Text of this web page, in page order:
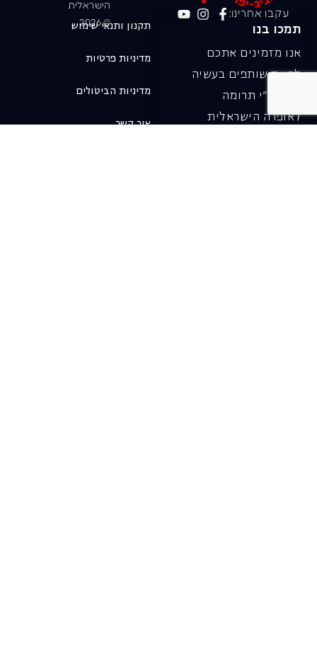
עקבו אחרינו:
תמכו בנו
אנו מזמינים אתכם
להיות שותפים בעשיה
שלנו ע"י תרומה
לאופרה הישראלית
הישראלית
© 2026
תקנון ותנאי שימוש
מדיניות פרטיות
מדיניות הביטולים
צור קשר